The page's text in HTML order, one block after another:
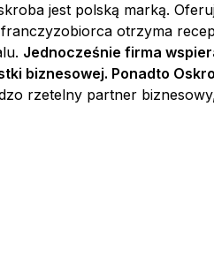
jest polską marką.
otrzyma
Jednocześnie firma
biznesowej. Ponadto
rzetelny partner